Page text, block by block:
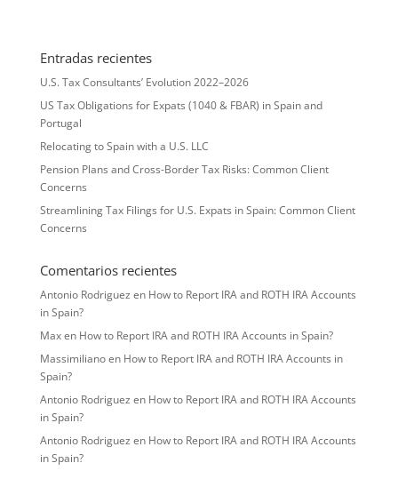
Entradas recientes
U.S. Tax Consultants’ Evolution 2022–2026
US Tax Obligations for Expats (1040 & FBAR) in Spain and
Portugal
Relocating to Spain with a U.S. LLC
Pension Plans and Cross-Border Tax Risks: Common Client
Concerns
Streamlining Tax Filings for U.S. Expats in Spain: Common Client
Concerns
Comentarios recientes
Antonio Rodriguez en How to Report IRA and ROTH IRA Accounts
in Spain?
Maxen How to Report IRA and ROTH IRA Accounts in Spain?
Massimilianoen How to Report IRA and ROTH IRA Accounts in
Spain?
Antonio Rodriguez en How to Report IRA and ROTH IRA Accounts
in Spain?
Antonio Rodriguez en How to Report IRA and ROTH IRA Accounts
in Spain?